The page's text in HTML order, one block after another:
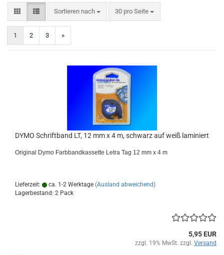
Sortieren nach
Sortieren nach 30 pro Seite
pro Seite
1 2 3 »
DYMO Schriftband LT, 12 mm x 4 m, schwarz auf weiß laminiert
Original Dymo Farbbandkassette Letra Tag 12 mm x 4 m
Lieferzeit: ca. 1-2 Werktage (Ausland abweichend)
Lagerbestand: 2 Pack
5,95 EUR
zzgl. 19% MwSt. zzgl. Versand